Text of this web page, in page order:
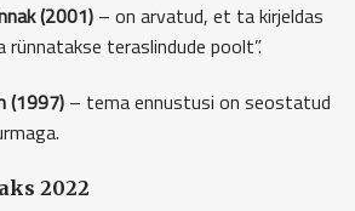
(2001) – on arvatud, et ta kirjeldas
rünnatakse teraslindude poolt”.
(1997) – tema ennustusi on seostatud
2022